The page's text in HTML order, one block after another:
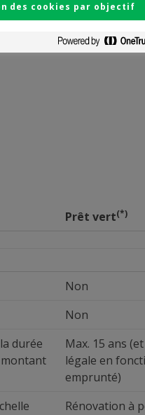
Prêt vert(*)
Non
Non
durée
Max. 15 ans
légale en
emprunté)
Rénovation à
des cookies par objectif